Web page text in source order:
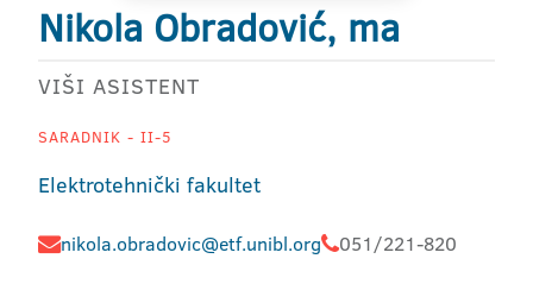
Nikola Obradović, ma
VIŠI ASISTENT
SARADNIK - II-5
Elektrotehnički fakultet
nikola.obradovic@etf.unibl.org 051/221-820